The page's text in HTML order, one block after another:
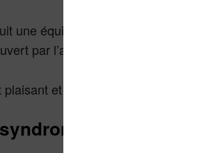
une équipe de scientifique au
par l’armée américaine.
plaisant et c’est un assez bon
E – Franck